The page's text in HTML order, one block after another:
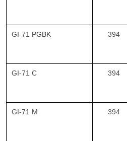
GI-71 PGBK 394
GI-71 C 394
GI-71 M 394